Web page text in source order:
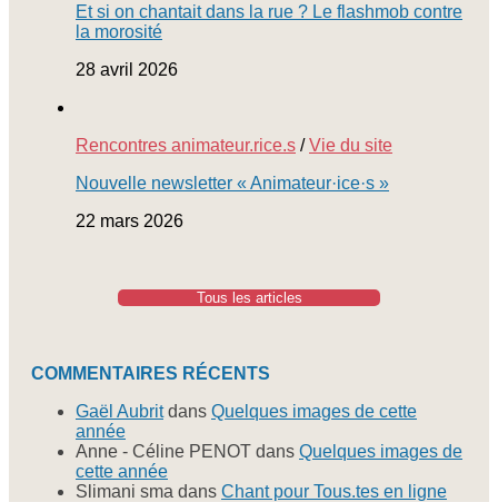
Et si on chantait dans la rue ? Le flashmob contre
la morosité
28 avril 2026
Rencontres animateur.rice.s /Vie du site
Nouvelle newsletter « Animateur·ice·s »
22 mars 2026
Tous les articles
COMMENTAIRES RÉCENTS
Gaël Aubritdans Quelques images de cette
année
Anne - Céline PENOT dans Quelques images de
cette année
Slimani sma dans Chant pour Tous.tes en ligne